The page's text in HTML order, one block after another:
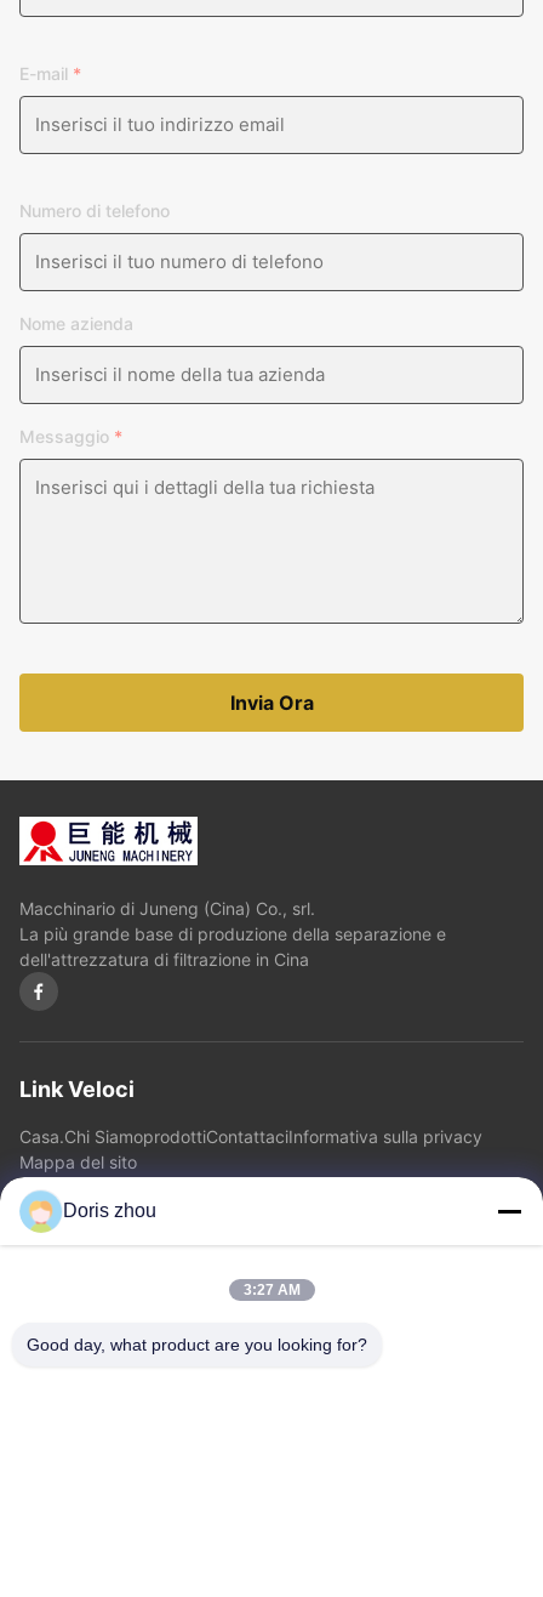
E-mail *
Numero di telefono
Nome azienda
Messaggio *
Invia Ora
Macchinario di Juneng (Cina) Co., srl.
La più grande base di produzione della separazione e
dell'attrezzatura di filtrazione in Cina
Link Veloci
Casa.Chi SiamoprodottiContattaciInformativa sulla privacy
Mappa del sito
Contattaci
Indirizzo: Strada di Chaoyang, città di Zhotie, città Jiangsu
Doris zhou
3:27 AM
Good day, what product are you looking for?